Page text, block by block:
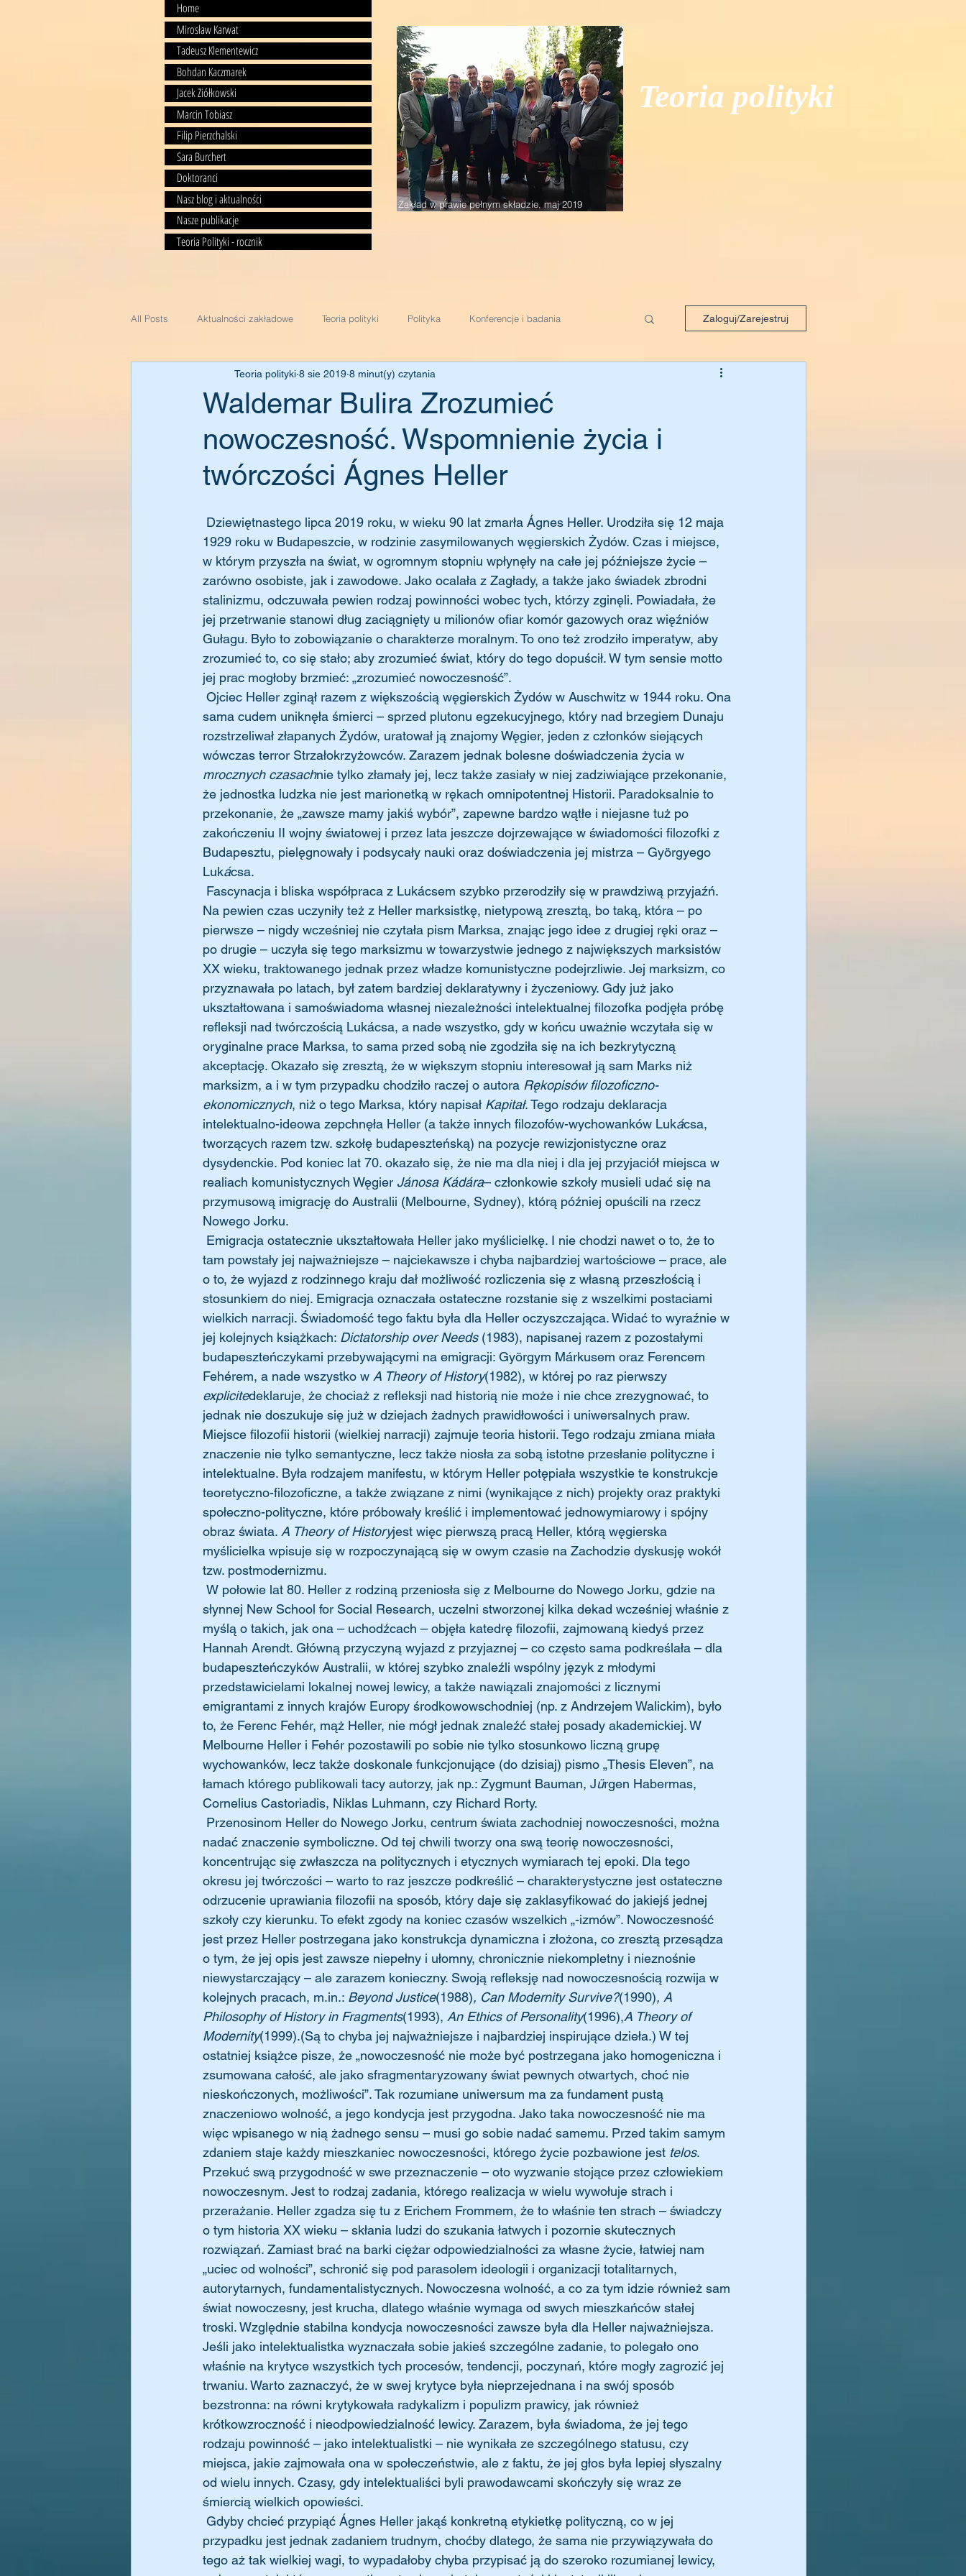
Home
Mirosław Karwat
Tadeusz Klementewicz
Bohdan Kaczmarek
Jacek Ziółkowski
Marcin Tobiasz
Filip Pierzchalski
Sara Burchert
Doktoranci
Nasz blog i aktualności
Nasze publikacje
Teoria Polityki - rocznik
Teoria polityki
Zakład w prawie pełnym składzie, maj 2019
All Posts Aktualności zakładowe Teoria polityki Polityka Konferencje i badania Zaloguj/Zarejestruj
Waldemar Bulira Zrozumieć
nowoczesność. Wspomnienie życia i
twórczości Ágnes Heller
Teoria polityki 8 sie 2019 8 minut(y) czytania
1929 roku w Budapeszcie, w rodzinie zasymilowanych węgierskich Żydów. Czas i miejsce,
w którym przyszła na świat, w ogromnym stopniu wpłynęły na całe jej późniejsze życie –
zarówno osobiste, jak i zawodowe. Jako ocalała z Zagłady, a także jako świadek zbrodni
stalinizmu, odczuwała pewien rodzaj powinności wobec tych, którzy zginęli. Powiadała, że
jej przetrwanie stanowi dług zaciągnięty u milionów ofiar komór gazowych oraz więźniów
Gułagu. Było to zobowiązanie o charakterze moralnym. To ono też zrodziło imperatyw, aby
zrozumieć to, co się stało; aby zrozumieć świat, który do tego dopuścił. W tym sensie motto
jej prac mogłoby brzmieć: „zrozumieć nowoczesność”.
sama cudem uniknęła śmierci – sprzed plutonu egzekucyjnego, który nad brzegiem Dunaju
rozstrzeliwał złapanych Żydów, uratował ją znajomy Węgier, jeden z członków siejących
wówczas terror Strzałokrzyżowców. Zarazem jednak bolesne doświadczenia życia w
mrocznych czasachnie tylko złamały jej, lecz także zasiały w niej zadziwiające przekonanie,
że jednostka ludzka nie jest marionetką w rękach omnipotentnej Historii. Paradoksalnie to
przekonanie, że „zawsze mamy jakiś wybór”, zapewne bardzo wątłe i niejasne tuż po
zakończeniu II wojny światowej i przez lata jeszcze dojrzewające w świadomości filozofki z
Budapesztu, pielęgnowały i podsycały nauki oraz doświadczenia jej mistrza – Györgyego
Lukácsa.
Na pewien czas uczyniły też z Heller marksistkę, nietypową zresztą, bo taką, która – po
pierwsze – nigdy wcześniej nie czytała pism Marksa, znając jego idee z drugiej ręki oraz –
po drugie – uczyła się tego marksizmu w towarzystwie jednego z największych marksistów
XX wieku, traktowanego jednak przez władze komunistyczne podejrzliwie. Jej marksizm, co
przyznawała po latach, był zatem bardziej deklaratywny i życzeniowy. Gdy już jako
ukształtowana i samoświadoma własnej niezależności intelektualnej filozofka podjęła próbę
refleksji nad twórczością Lukácsa, a nade wszystko, gdy w końcu uważnie wczytała się w
oryginalne prace Marksa, to sama przed sobą nie zgodziła się na ich bezkrytyczną
akceptację. Okazało się zresztą, że w większym stopniu interesował ją sam Marks niż
marksizm, a i w tym przypadku chodziło raczej o autora Rękopisów filozoficzno-
ekonomicznych, niż o tego Marksa, który napisał Kapitał. Tego rodzaju deklaracja
intelektualno-ideowa zepchnęła Heller (a także innych filozofów-wychowanków Lukácsa,
tworzących razem tzw. szkołę budapeszteńską) na pozycje rewizjonistyczne oraz
dysydenckie. Pod koniec lat 70. okazało się, że nie ma dla niej i dla jej przyjaciół miejsca w
realiach komunistycznych Węgier Jánosa Kádára– członkowie szkoły musieli udać się na
przymusową imigrację do Australii (Melbourne, Sydney), którą później opuścili na rzecz
Nowego Jorku.
tam powstały jej najważniejsze – najciekawsze i chyba najbardziej wartościowe – prace, ale
o to, że wyjazd z rodzinnego kraju dał możliwość rozliczenia się z własną przeszłością i
stosunkiem do niej. Emigracja oznaczała ostateczne rozstanie się z wszelkimi postaciami
wielkich narracji. Świadomość tego faktu była dla Heller oczyszczająca. Widać to wyraźnie w
jej kolejnych książkach: Dictatorship over Needs (1983), napisanej razem z pozostałymi
budapeszteńczykami przebywającymi na emigracji: Györgym Márkusem oraz Ferencem
Fehérem, a nade wszystko w A Theory of History(1982), w której po raz pierwszy
explicitedeklaruje, że chociaż z refleksji nad historią nie może i nie chce zrezygnować, to
jednak nie doszukuje się już w dziejach żadnych prawidłowości i uniwersalnych praw.
Miejsce filozofii historii (wielkiej narracji) zajmuje teoria historii. Tego rodzaju zmiana miała
znaczenie nie tylko semantyczne, lecz także niosła za sobą istotne przesłanie polityczne i
intelektualne. Była rodzajem manifestu, w którym Heller potępiała wszystkie te konstrukcje
teoretyczno-filozoficzne, a także związane z nimi (wynikające z nich) projekty oraz praktyki
społeczno-polityczne, które próbowały kreślić i implementować jednowymiarowy i spójny
obraz świata. A Theory of Historyjest więc pierwszą pracą Heller, którą węgierska
myślicielka wpisuje się w rozpoczynającą się w owym czasie na Zachodzie dyskusję wokół
tzw. postmodernizmu.
słynnej New School for Social Research, uczelni stworzonej kilka dekad wcześniej właśnie z
myślą o takich, jak ona – uchodźcach – objęła katedrę filozofii, zajmowaną kiedyś przez
Hannah Arendt. Główną przyczyną wyjazd z przyjaznej – co często sama podkreślała – dla
budapeszteńczyków Australii, w której szybko znaleźli wspólny język z młodymi
przedstawicielami lokalnej nowej lewicy, a także nawiązali znajomości z licznymi
emigrantami z innych krajów Europy środkowowschodniej (np. z Andrzejem Walickim), było
to, że Ferenc Fehér, mąż Heller, nie mógł jednak znaleźć stałej posady akademickiej. W
Melbourne Heller i Fehér pozostawili po sobie nie tylko stosunkowo liczną grupę
wychowanków, lecz także doskonale funkcjonujące (do dzisiaj) pismo „Thesis Eleven”, na
łamach którego publikowali tacy autorzy, jak np.: Zygmunt Bauman, Jürgen Habermas,
Cornelius Castoriadis, Niklas Luhmann, czy Richard Rorty.
nadać znaczenie symboliczne. Od tej chwili tworzy ona swą teorię nowoczesności,
koncentrując się zwłaszcza na politycznych i etycznych wymiarach tej epoki. Dla tego
okresu jej twórczości – warto to raz jeszcze podkreślić – charakterystyczne jest ostateczne
odrzucenie uprawiania filozofii na sposób, który daje się zaklasyfikować do jakiejś jednej
szkoły czy kierunku. To efekt zgody na koniec czasów wszelkich „-izmów”. Nowoczesność
jest przez Heller postrzegana jako konstrukcja dynamiczna i złożona, co zresztą przesądza
o tym, że jej opis jest zawsze niepełny i ułomny, chronicznie niekompletny i nieznośnie
niewystarczający – ale zarazem konieczny. Swoją refleksję nad nowoczesnością rozwija w
kolejnych pracach, m.in.: Beyond Justice(1988), Can Modernity Survive?(1990), A
Philosophy of History in Fragments(1993), An Ethics of Personality(1996),A Theory of
Modernity(1999).(Są to chyba jej najważniejsze i najbardziej inspirujące dzieła.) W tej
ostatniej książce pisze, że „nowoczesność nie może być postrzegana jako homogeniczna i
zsumowana całość, ale jako sfragmentaryzowany świat pewnych otwartych, choć nie
nieskończonych, możliwości”. Tak rozumiane uniwersum ma za fundament pustą
znaczeniowo wolność, a jego kondycja jest przygodna. Jako taka nowoczesność nie ma
więc wpisanego w nią żadnego sensu – musi go sobie nadać samemu. Przed takim samym
zdaniem staje każdy mieszkaniec nowoczesności, którego życie pozbawione jest telos.
Przekuć swą przygodność w swe przeznaczenie – oto wyzwanie stojące przez człowiekiem
nowoczesnym. Jest to rodzaj zadania, którego realizacja w wielu wywołuje strach i
przerażanie. Heller zgadza się tu z Erichem Frommem, że to właśnie ten strach – świadczy
o tym historia XX wieku – skłania ludzi do szukania łatwych i pozornie skutecznych
rozwiązań. Zamiast brać na barki ciężar odpowiedzialności za własne życie, łatwiej nam
„uciec od wolności”, schronić się pod parasolem ideologii i organizacji totalitarnych,
autorytarnych, fundamentalistycznych. Nowoczesna wolność, a co za tym idzie również sam
świat nowoczesny, jest krucha, dlatego właśnie wymaga od swych mieszkańców stałej
troski. Względnie stabilna kondycja nowoczesności zawsze była dla Heller najważniejsza.
Jeśli jako intelektualistka wyznaczała sobie jakieś szczególne zadanie, to polegało ono
właśnie na krytyce wszystkich tych procesów, tendencji, poczynań, które mogły zagrozić jej
trwaniu. Warto zaznaczyć, że w swej krytyce była nieprzejednana i na swój sposób
bezstronna: na równi krytykowała radykalizm i populizm prawicy, jak również
krótkowzroczność i nieodpowiedzialność lewicy. Zarazem, była świadoma, że jej tego
rodzaju powinność – jako intelektualistki – nie wynikała ze szczególnego statusu, czy
miejsca, jakie zajmowała ona w społeczeństwie, ale z faktu, że jej głos była lepiej słyszalny
od wielu innych. Czasy, gdy intelektualiści byli prawodawcami skończyły się wraz ze
śmiercią wielkich opowieści.
przypadku jest jednak zadaniem trudnym, choćby dlatego, że sama nie przywiązywała do
tego aż tak wielkiej wagi, to wypadałoby chyba przypisać ją do szeroko rozumianej lewicy,